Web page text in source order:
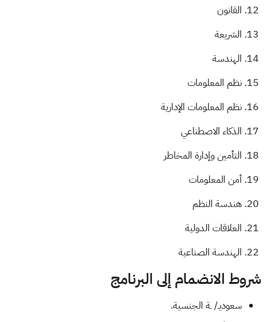
القانون
الشريعة
الهندسة
نظم المعلومات
نظم المعلومات الإدارية
الذكاء الاصطناعي
التأمين وإدارة المخاطر
أمن المعلومات
هندسة النظم
العلاقات الدولية
الهندسة الصناعية
شروط الانضمام إلى البرنامج
سعوديـ/ ـة الجنسية.